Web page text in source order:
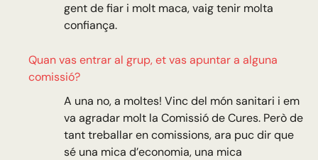
gent de fiar i molt maca, vaig tenir molta
confiança.
Quan vas entrar al grup, et vas apuntar a alguna
comissió?
A una no, a moltes! Vinc del món sanitari i em
va agradar molt la Comissió de Cures. Però de
tant treballar en comissions, ara puc dir que
sé una mica d’economia, una mica